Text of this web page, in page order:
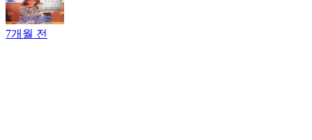
7개월 전